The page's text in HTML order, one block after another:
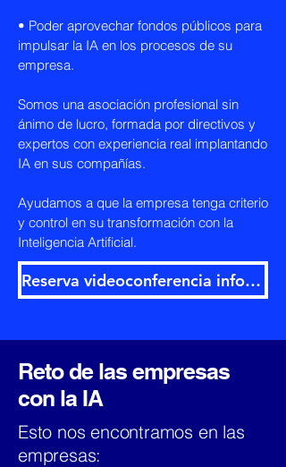
• Poder aprovechar fondos públicos para
impulsar la IA en los procesos de su
empresa.
Somos una asociación profesional sin
ánimo de lucro, formada por directivos y
expertos con experiencia real implantando
IA en sus compañías.
Ayudamos a que la empresa tenga criterio
y control en su transformación con la
Inteligencia Artificial.
Reserva videoconferencia informativa
Reto de las empresas
con la IA
Esto nos encontramos en las
empresas: